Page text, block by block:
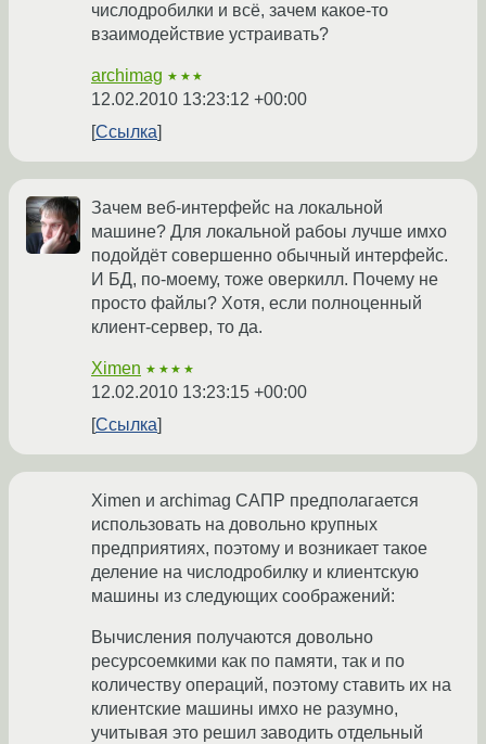
числодробилки и всё, зачем какое-то
взаимодействие устраивать?
archimag ★★★
12.02.2010 13:23:12 +00:00
Ссылка
Зачем веб-интерфейс на локальной
машине? Для локальной рабоы лучше имхо
подойдёт совершенно обычный интерфейс.
И БД, по-моему, тоже оверкилл. Почему не
просто файлы? Хотя, если полноценный
клиент-сервер, то да.
Ximen ★★★★
12.02.2010 13:23:15 +00:00
Ссылка
Ximen и archimag САПР предполагается
использовать на довольно крупных
предприятиях, поэтому и возникает такое
деление на числодробилку и клиентскую
машины из следующих соображений:
Вычисления получаются довольно
ресурсоемкими как по памяти, так и по
количеству операций, поэтому ставить их на
клиентские машины имхо не разумно,
учитывая это решил заводить отдельный